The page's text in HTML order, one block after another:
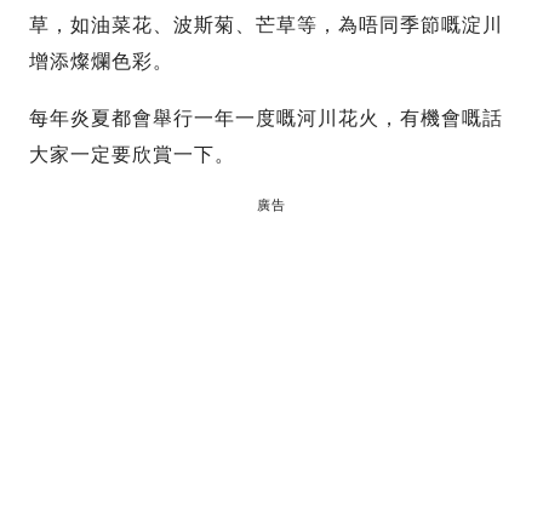
草，如油菜花、波斯菊、芒草等，為唔同季節嘅淀川
增添燦爛色彩。
每年炎夏都會舉行一年一度嘅河川花火，有機會嘅話
大家一定要欣賞一下。
廣告